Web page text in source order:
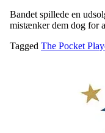
Bandet spillede en
mistænker dem dog for
Tagged The Pocket